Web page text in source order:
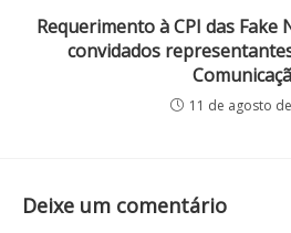
Requerimento à CPI das Fake
convidados
11 de agosto
Deixe um comentário